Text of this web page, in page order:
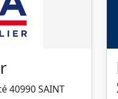
40990 SAINT